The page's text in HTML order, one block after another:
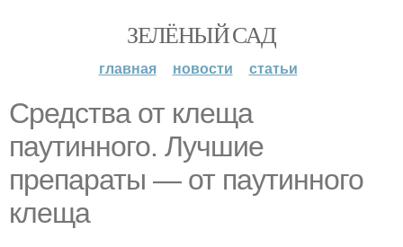
ЗЕЛЁНЫЙ САД
главная новости статьи
Средства от клеща
паутинного. Лучшие
препараты — от паутинного
клеща